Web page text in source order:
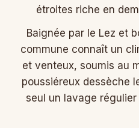
étroites riche en
Baignée par le Lez et
commune connaît un
et venteux, soumis au
poussiéreux dessèche
seul un lavage